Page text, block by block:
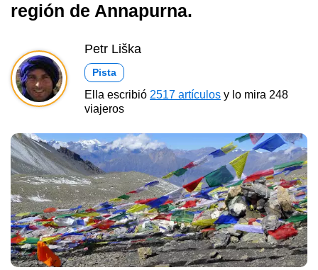
región de Annapurna.
Petr Liška
Pista
Ella escribió 2517 artículos y lo mira 248
viajeros